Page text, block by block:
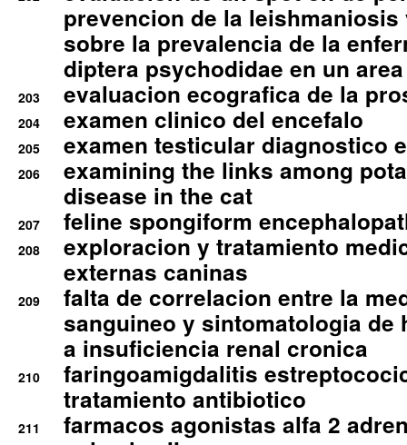
prevencion de la
sobre la prevalencia de la
diptera psychodidae en un
203 evaluacion ecografica de la
204 examen clinico del encefalo
205 examen testicular diagnostico
206
examining the links among
disease in the cat
207 feline spongiform
208
exploracion y tratamiento
externas caninas
209
falta de correlacion entre la
sanguineo y sintomatologia de
a insuficiencia renal cronica
210
faringoamigdalitis
tratamiento antibiotico
211
farmacos agonistas alfa 2